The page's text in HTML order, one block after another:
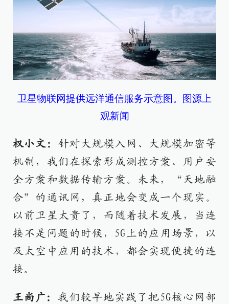
卫星物联网提供远洋通信服务示意图。图源上
观新闻
权小文： 针对大规模入网、大规模加密等
机制，我们在探索形成测控方案、用户安
全方案和数据传输方案。未来，“天地融
合”的通讯网，真正地会变成一个现实。
以前卫星太贵了，而随着技术发展，当连
接不是问题的时候，5G上的应用场景，以
及太空中应用的技术，都会实现便捷的连
接。
王尚广： 我们较早地实践了把5G核心网部